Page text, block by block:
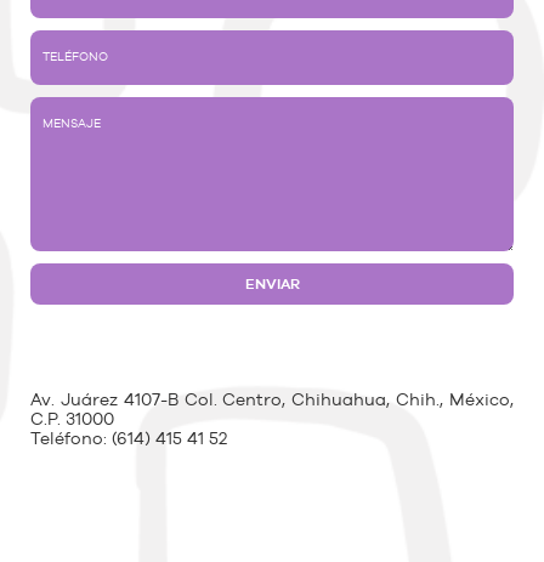
Av. Juárez 4107-B Col. Centro, Chihuahua, Chih., México,
C.P. 31000
Teléfono: (614) 415 41 52